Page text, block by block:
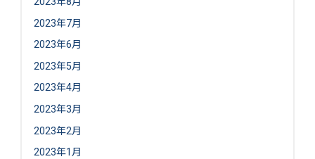
2023年7月
2023年6月
2023年5月
2023年4月
2023年3月
2023年2月
2023年1月